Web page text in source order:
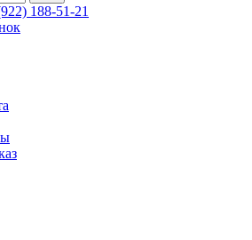
188-51-21